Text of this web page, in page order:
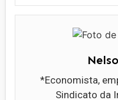
*Economista,
Sindicato da